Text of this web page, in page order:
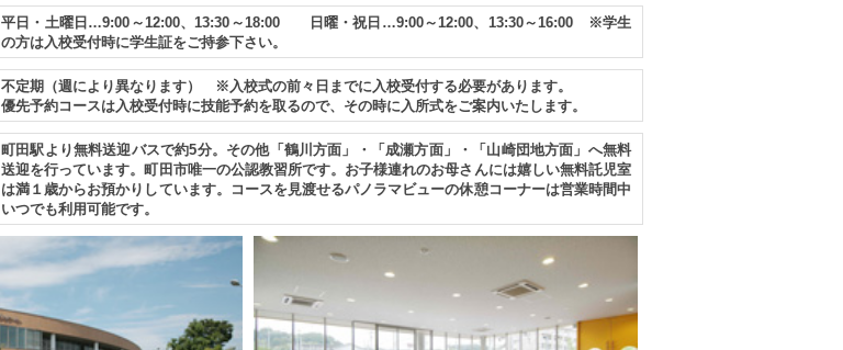
平日・土曜日…9:00～12:00、13:30～18:00 日曜・祝日…9:00～12:00、13:30～16:00 ※学生
の方は入校受付時に学生証をご持参下さい。
不定期（週により異なります） ※入校式の前々日までに入校受付する必要があります。
優先予約コースは入校受付時に技能予約を取るので、その時に入所式をご案内いたします。
町田駅より無料送迎バスで約5分。その他「鶴川方面」・「成瀬方面」・「山崎団地方面」へ無料
送迎を行っています。町田市唯一の公認教習所です。お子様連れのお母さんには嬉しい無料託児室
は満１歳からお預かりしています。コースを見渡せるパノラマビューの休憩コーナーは営業時間中
いつでも利用可能です。